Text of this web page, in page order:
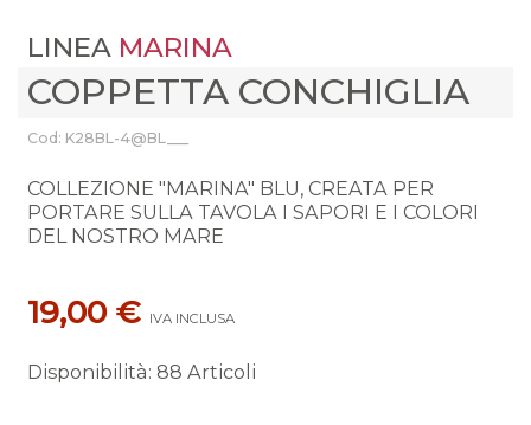
LINEA MARINA
COPPETTA CONCHIGLIA
Cod: K28BL-4@BL___
COLLEZIONE "MARINA" BLU, CREATA PER
PORTARE SULLA TAVOLA I SAPORI E I COLORI
DEL NOSTRO MARE
19,00 € IVA INCLUSA
Disponibilità: 88 Articoli